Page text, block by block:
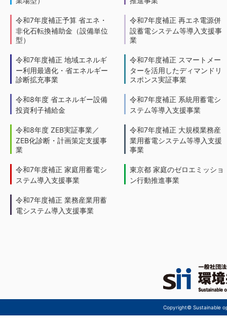
令和7年度補正予算 省エネ・
非化石転換補助金（設備単位
型）
令和7年度補正 地域エネルギ
ー利用最適化・省エネルギー
診断拡充事業
令和8年度 省エネルギー設備
投資利子補給金
令和8年度 ZEB実証事業／
ZEB化診断・計画策定支援事
業
令和7年度補正 家庭用蓄電シ
ステム導入支援事業
令和7年度補正 業務産業用蓄
電システム導入支援事業
令和7年度補正 再エネ電源併
設蓄電システム等導入支援事
業
令和7年度補正 スマートメー
ターを活用したディマンドリ
スポンス実証事業
令和7年度補正 系統用蓄電シ
ステム等導入支援事業
令和7年度補正 大規模業務産
業用蓄電システム等導入支援
事業
東京都 家庭のゼロエミッショ
ン行動推進事業
Copyright© Sustainable